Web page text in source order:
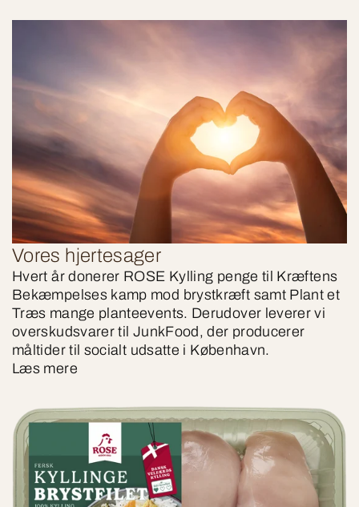
Vores hjertesager
Hvert år donerer ROSE Kylling penge til Kræftens
Bekæmpelses kamp mod brystkræft samt Plant et
Træs mange planteevents. Derudover leverer vi
overskudsvarer til JunkFood, der producerer
måltider til socialt udsatte i København.
Læs mere